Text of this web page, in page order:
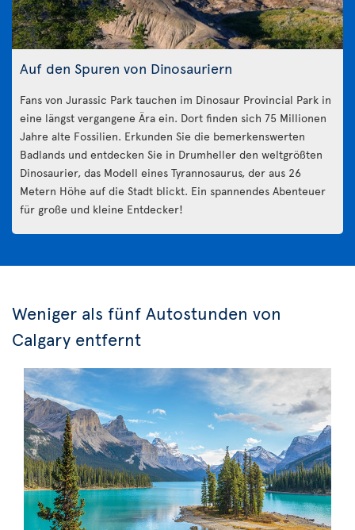
Auf den Spuren von Dinosauriern
Fans von Jurassic Park tauchen im Dinosaur Provincial Park in
eine längst vergangene Ära ein. Dort finden sich 75 Millionen
Jahre alte Fossilien. Erkunden Sie die bemerkenswerten
Badlands und entdecken Sie in Drumheller den weltgrößten
Dinosaurier, das Modell eines Tyrannosaurus, der aus 26
Metern Höhe auf die Stadt blickt. Ein spannendes Abenteuer
für große und kleine Entdecker!
Weniger als fünf Autostunden von
Calgary entfernt